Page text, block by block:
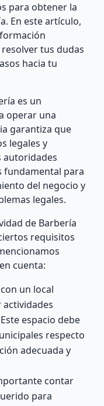
para obtener la
En este artículo,
tus dudas
hacia tu
es un
operar una
garantiza que
legales y
autoridades
fundamental para
del negocio y
legales.
de Barbería
requisitos
cuenta:
un local
espacio debe
respecto
adecuada y
contar
para